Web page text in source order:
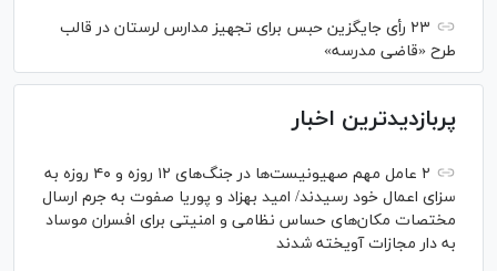
۲۳ رأی جایگزین حبس برای تجهیز مدارس لرستان در قالب
طرح «قاضی مدرسه»
پربازدیدترین اخبار
۲ عامل مهم صهیونیست‌ها در جنگ‌های ۱۲ روزه و ۴۰ روزه به
سزای اعمال خود رسیدند/ امید بهزاد و پوریا صفوت به جرم ارسال
مختصات مکان‌های حساس نظامی و امنیتی برای افسران موساد
به دار مجازات آویخته شدند